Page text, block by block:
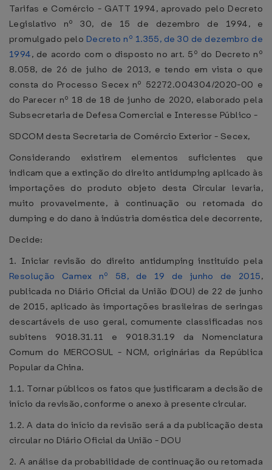
Tarifas e Comércio - GATT 1994, aprovado pelo Decreto
Legislativo nº 30, de 15 de dezembro de 1994, e
promulgado pelo Decreto nº 1.355, de 30 de dezembro de
1994, de acordo com o disposto no art. 5º do Decreto nº
8.058, de 26 de julho de 2013, e tendo em vista o que
consta do Processo Secex nº 52272.004304/2020-00 e
do Parecer nº 18 de 18 de junho de 2020, elaborado pela
Subsecretaria de Defesa Comercial e Interesse Público -
SDCOM desta Secretaria de Comércio Exterior - Secex,
Considerando existirem elementos suficientes que
indicam que a extinção do direito antidumping aplicado às
importações do produto objeto desta Circular levaria,
muito provavelmente, à continuação ou retomada do
dumping e do dano à indústria doméstica dele decorrente,
Decide:
1. Iniciar revisão do direito antidumping instituído pela
Resolução Camex nº 58, de 19 de junho de 2015,
publicada no Diário Oficial da União (DOU) de 22 de junho
de 2015, aplicado às importações brasileiras de seringas
descartáveis de uso geral, comumente classificadas nos
subitens 9018.31.11 e 9018.31.19 da Nomenclatura
Comum do MERCOSUL - NCM, originárias da República
Popular da China.
1.1. Tornar públicos os fatos que justificaram a decisão de
início da revisão, conforme o anexo à presente circular.
1.2. A data do início da revisão será a da publicação desta
circular no Diário Oficial da União - DOU
2. A análise da probabilidade de continuação ou retomada